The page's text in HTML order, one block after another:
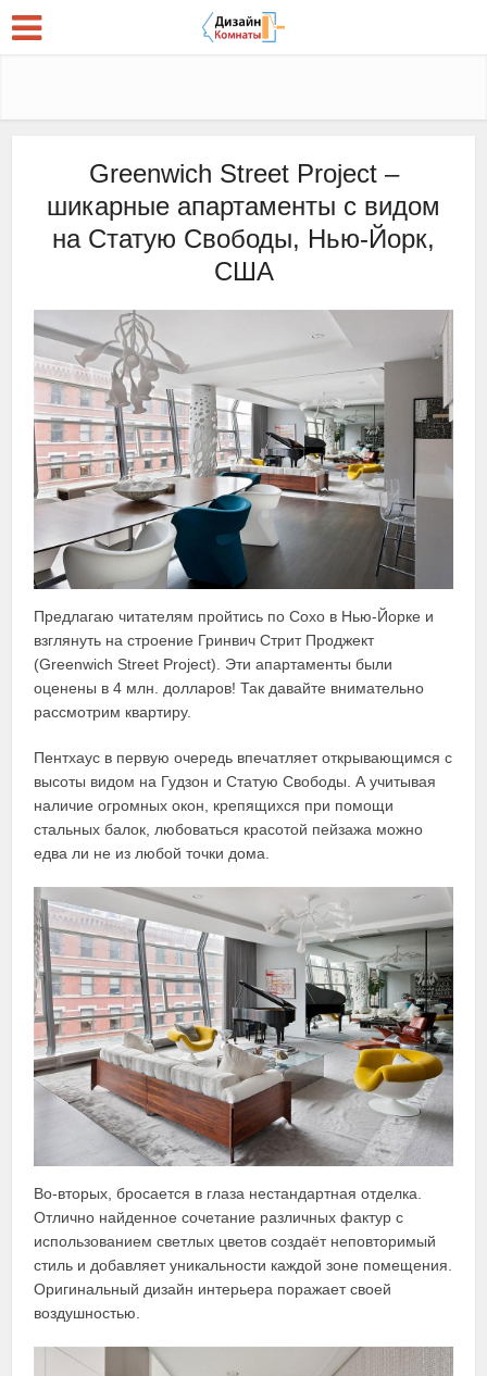
Greenwich Street Project –
шикарные апартаменты с видом
на Статую Свободы, Нью-Йорк,
США
Предлагаю читателям пройтись по Сохо в Нью-Йорке и
взглянуть на строение Гринвич Стрит Проджект
(Greenwich Street Project). Эти апартаменты были
оценены в 4 млн. долларов! Так давайте внимательно
рассмотрим квартиру.
Пентхаус в первую очередь впечатляет открывающимся с
высоты видом на Гудзон и Статую Свободы. А учитывая
наличие огромных окон, крепящихся при помощи
стальных балок, любоваться красотой пейзажа можно
едва ли не из любой точки дома.
Во-вторых, бросается в глаза нестандартная отделка.
Отлично найденное сочетание различных фактур с
использованием светлых цветов создаёт неповторимый
стиль и добавляет уникальности каждой зоне помещения.
Оригинальный дизайн интерьера поражает своей
воздушностью.